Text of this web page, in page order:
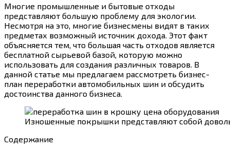
Многие промышленные и бытовые отходы
представляют большую проблему для экологии.
Несмотря на это, многие бизнесмены видят в таких
предметах возможный источник дохода. Этот факт
объясняется тем, что большая часть отходов является
бесплатной сырьевой базой, которую можно
использовать для создания различных товаров. В
данной статье мы предлагаем рассмотреть бизнес-
план переработки автомобильных шин и обсудить
достоинства данного бизнеса.
Изношенные покрышки представляют собой
Содержание